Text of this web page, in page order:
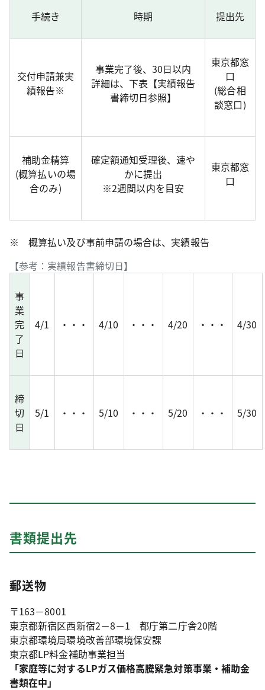
手続き 時期 提出先
交付申請兼実
績報告※
事業完了後、30日以内
詳細は、下表【実績報告
書締切日参照】
東京都窓
口
(総合相
談窓口)
補助金精算
(概算払いの場
合のみ)
確定額通知受理後、速や
かに提出
※2週間以内を目安
東京都窓
口
※ 概算払い及び事前申請の場合は、実績報告
【参考：実績報告書締切日】
事
業
完
了
日
4/1 ・・・ 4/10 ・・・ 4/20 ・・・ 4/30
締
切
日
5/1 ・・・ 5/10 ・・・ 5/20 ・・・ 5/30
書類提出先
郵送物
〒163－8001
東京都新宿区西新宿2－8－1 都庁第二庁舎20階
東京都環境局環境改善部環境保安課
東京都LP料金補助事業担当
「家庭等に対するLPガス価格高騰緊急対策事業・補助金
書類在中」